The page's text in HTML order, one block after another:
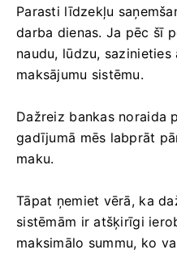
Parasti līdzekļu
darba dienas. Ja pēc šī
naudu, lūdzu,
maksājumu sistēmu.
Dažreiz bankas noraida
gadījumā mēs labprāt
maku.
Tāpat ņemiet vērā, ka
sistēmām ir atšķirīgi
maksimālo summu, ko